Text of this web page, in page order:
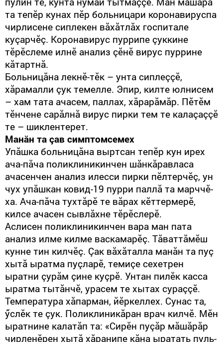
та тепӗр кунах пӗр больницари коронавируспа
чирлисене сиплекен вăхăтлăх госпитале
куçарчӗç. Коронавирус пуррипе çуккине
тӗрӗслеме илнӗ анализ çӗнӗ вирус пуррине
кăтартнă.
Больницăна лекнӗ-тӗк – унта сиплеççӗ,
хăрамалли çук темелле. Эпир, килте юлнисем
– хам тата ачасем, паллах, хăрарăмăр. Пӗтӗм
тӗнчене сарăлнă вирус пирки тем те калаçаççӗ
те – шиклентерет.
Манăн та çав симптомсемех
Упăшка больницăна выртсан тепӗр кун ирех
ача-пăча поликлиникинчен шăнкăравласа
ачасенчен анализ илесси пирки пӗлтерчӗç, ун
чух упăшкан ковид-19 пурри паллă та марччӗ-
ха. Ача-пăча тухтăрӗ те вăрах кӗттермерӗ,
килсе ачасен сывлăхне тӗрӗслерӗ.
Аслисен поликлиникинчен вара ман пата
анализ илме килме васкамарӗç. Тăваттăмӗш
кунне тин килчӗç. Çак вăхăталла манăн та пуç
хытă ыратма пуçларӗ, темиçе сехетрен
ыратни çурăм çине куçрӗ. Унтан пилӗк касса
ыратма тытăнчӗ, урасем те хытах сураççӗ.
Температура хăпарман, йӗркеллех. Сунас та,
ӳслӗк те çук. Поликлиникăран врач килчӗ. Мӗн
ыратнине калатăп та: «Сирӗн пуçăр мăшăрăр
чирленӗрен хытă хăранипе кăна ыратать пуль-